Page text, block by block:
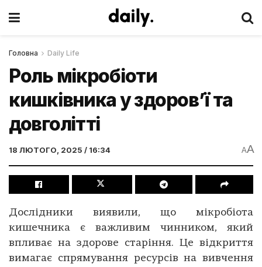
Головна Daily Life
Роль мікробіоти
кишківника у здоров’ї та
довголітті
18 ЛЮТОГО, 2025 / 16:34 AA
Дослідники виявили, що мікробіота
кишечника є важливим чинником, який
впливає на здорове старіння. Це відкриття
вимагає спрямування ресурсів на вивчення